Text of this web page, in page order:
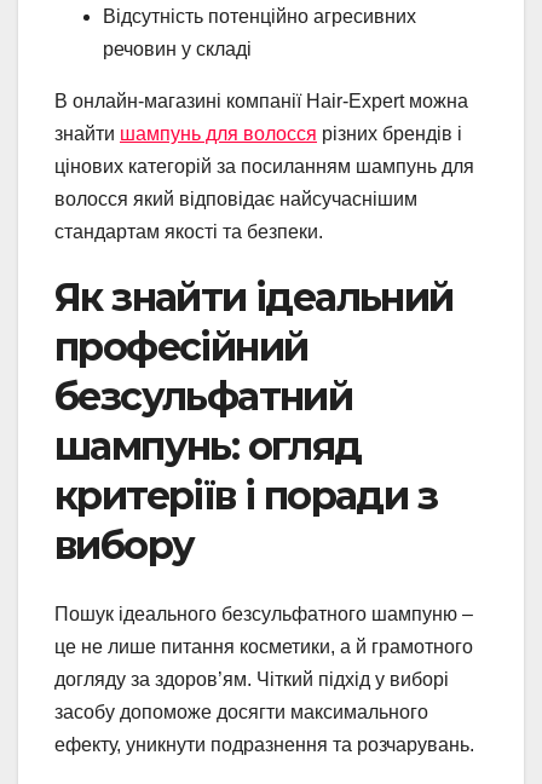
Відсутність потенційно агресивних
речовин у складі
В онлайн-магазині компанії Hair-Expert можна
знайти шампунь для волосся різних брендів і
цінових категорій за посиланням шампунь для
волосся який відповідає найсучаснішим
стандартам якості та безпеки.
Як знайти ідеальний
професійний
безсульфатний
шампунь: огляд
критеріїв і поради з
вибору
Пошук ідеального безсульфатного шампуню –
це не лише питання косметики, а й грамотного
догляду за здоров’ям. Чіткий підхід у виборі
засобу допоможе досягти максимального
ефекту, уникнути подразнення та розчарувань.